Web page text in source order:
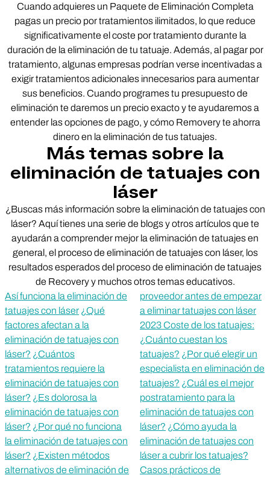
Cuando adquieres un Paquete de Eliminación Completa
pagas un precio por tratamientos ilimitados, lo que reduce
significativamente el coste por tratamiento durante la
duración de la eliminación de tu tatuaje. Además, al pagar por
tratamiento, algunas empresas podrían verse incentivadas a
exigir tratamientos adicionales innecesarios para aumentar
sus beneficios. Cuando programes tu presupuesto de
eliminación te daremos un precio exacto y te ayudaremos a
entender las opciones de pago, y cómo Removery te ahorra
dinero en la eliminación de tus tatuajes.
Más temas sobre la
eliminación de tatuajes con
láser
¿Buscas más información sobre la eliminación de tatuajes con
láser? Aquí tienes una serie de blogs y otros artículos que te
ayudarán a comprender mejor la eliminación de tatuajes en
general, el proceso de eliminación de tatuajes con láser, los
resultados esperados del proceso de eliminación de tatuajes
de Recovery y muchos otros temas educativos.
Así funciona la eliminación de
tatuajes con láser ¿Qué
factores afectan a la
eliminación de tatuajes con
láser? ¿Cuántos
tratamientos requiere la
eliminación de tatuajes con
láser? ¿Es dolorosa la
eliminación de tatuajes con
láser? ¿Por qué no funciona
la eliminación de tatuajes con
láser? ¿Existen métodos
alternativos de eliminación de
proveedor antes de empezar
a eliminar tatuajes con láser
2023 Coste de los tatuajes:
¿Cuánto cuestan los
tatuajes? ¿Por qué elegir un
especialista en eliminación de
tatuajes? ¿Cuál es el mejor
postratamiento para la
eliminación de tatuajes con
láser? ¿Cómo ayuda la
eliminación de tatuajes con
láser a cubrir los tatuajes?
Casos prácticos de